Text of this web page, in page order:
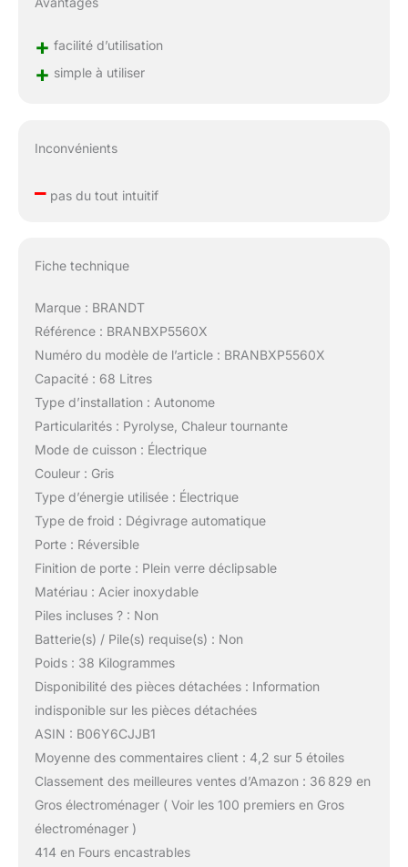
+ facilité d’utilisation
+ simple à utiliser
Inconvénients
–pas du tout intuitif
Fiche technique
Marque : BRANDT
Référence : BRANBXP5560X
Numéro du modèle de l’article : BRANBXP5560X
Capacité : 68 Litres
Type d’installation : Autonome
Particularités : Pyrolyse, Chaleur tournante
Mode de cuisson : Électrique
Couleur : Gris
Type d’énergie utilisée : Électrique
Type de froid : Dégivrage automatique
Porte : Réversible
Finition de porte : Plein verre déclipsable
Matériau : Acier inoxydable
Piles incluses ? : Non
Batterie(s) / Pile(s) requise(s) : Non
Poids : 38 Kilogrammes
Disponibilité des pièces détachées : Information
indisponible sur les pièces détachées
ASIN : B06Y6CJJB1
Moyenne des commentaires client : 4,2 sur 5 étoiles
Classement des meilleures ventes d’Amazon : 36 829 en
Gros électroménager ( Voir les 100 premiers en Gros
électroménager )
414 en Fours encastrables